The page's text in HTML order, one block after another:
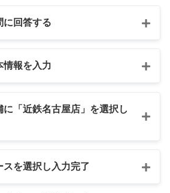
に回答する
情報を入力
に「近鉄名古屋店」を選択し
スを選択し入力完了